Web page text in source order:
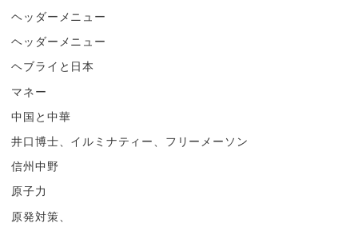
ヘッダーメニュー
ヘッダーメニュー
ヘブライと日本
マネー
中国と中華
井口博士、イルミナティー、フリーメーソン
信州中野
原子力
原発対策、